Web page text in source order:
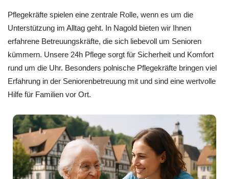
Pflegekräfte spielen eine zentrale Rolle, wenn es um die
Unterstützung im Alltag geht. In Nagold bieten wir Ihnen
erfahrene Betreuungskräfte, die sich liebevoll um Senioren
kümmern. Unsere 24h Pflege sorgt für Sicherheit und Komfort
rund um die Uhr. Besonders polnische Pflegekräfte bringen viel
Erfahrung in der Seniorenbetreuung mit und sind eine wertvolle
Hilfe für Familien vor Ort.